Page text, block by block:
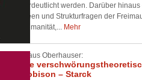
verdeutlicht werden. Darüber
Ideen und Strukturfragen der
Humanität,... Mehr
Claus Oberhauser:
Die
Robison – Starck